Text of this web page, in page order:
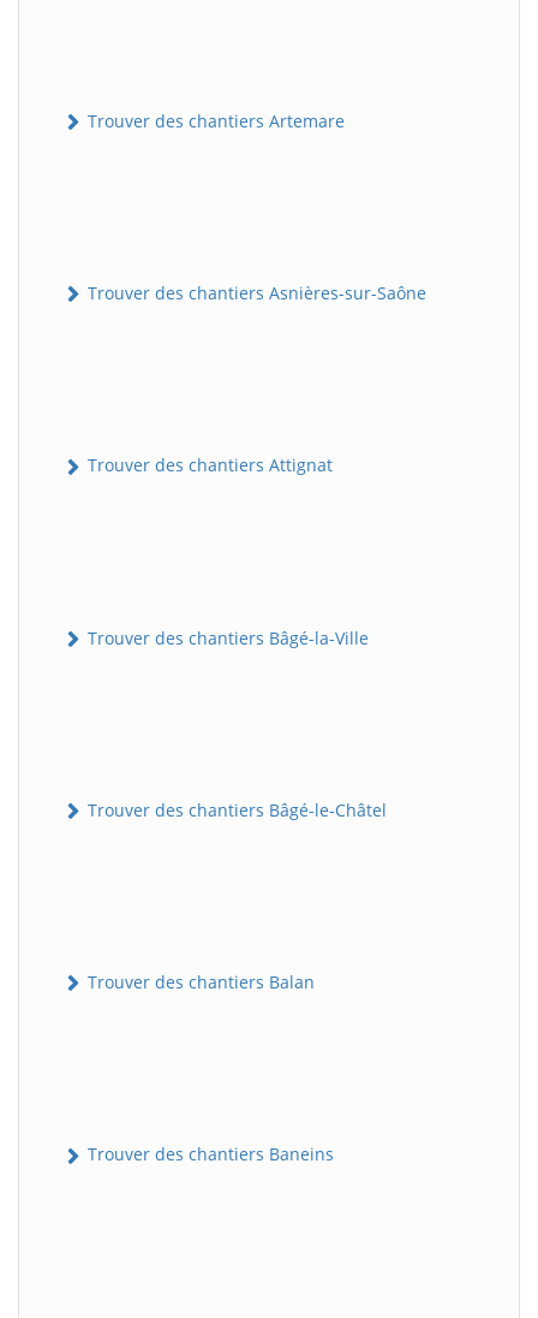
Trouver des chantiers Artemare
Trouver des chantiers Asnières-sur-Saône
Trouver des chantiers Attignat
Trouver des chantiers Bâgé-la-Ville
Trouver des chantiers Bâgé-le-Châtel
Trouver des chantiers Balan
Trouver des chantiers Baneins